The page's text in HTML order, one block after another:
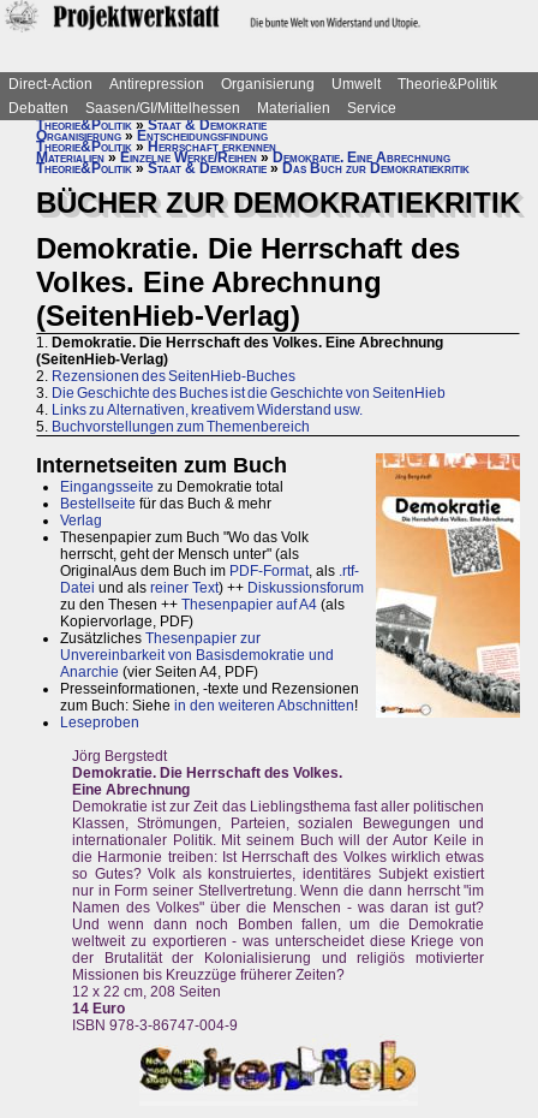
Direct-Action Antirepression Organisierung Umwelt
Theorie&Politik
Debatten
Saasen/GI/Mittelhessen Materialien
Service
Theorie&Politik»Staat & Demokratie
Organisierung » Entscheidungsfindung
Theorie&Politik » Herrschaft erkennen
Materialien » Einzelne Werke/Reihen » Demokratie. Eine Abrechnung
Theorie&Politik » Staat & Demokratie » Das Buch zur Demokratiekritik
BÜCHER ZUR DEMOKRATIEKRITIK
Demokratie. Die Herrschaft des
Volkes. Eine Abrechnung
(SeitenHieb-Verlag)
1. Demokratie. Die Herrschaft des Volkes. Eine Abrechnung
(SeitenHieb-Verlag)
2. Rezensionen des SeitenHieb-Buches
3. Die Geschichte des Buches ist die Geschichte von SeitenHieb
4. Links zu Alternativen, kreativem Widerstand usw.
5. Buchvorstellungen zum Themenbereich
Internetseiten zum Buch
Eingangsseite zu Demokratie total
Bestellseite für das Buch & mehr
Verlag
Thesenpapier zum Buch "Wo das Volk
herrscht, geht der Mensch unter" (als
OriginalAus dem Buch im PDF-Format, als .rtf-
Datei und als reiner Text) ++ Diskussionsforum
zu den Thesen ++ Thesenpapier auf A4 (als
Kopiervorlage, PDF)
Zusätzliches Thesenpapier zur
Unvereinbarkeit von Basisdemokratie und
Anarchie (vier Seiten A4, PDF)
Presseinformationen, -texte und Rezensionen
zum Buch: Siehe in den weiteren Abschnitten!
Leseproben
Jörg Bergstedt
Demokratie. Die Herrschaft des Volkes.
Eine Abrechnung
Demokratie ist zur Zeit das Lieblingsthema fast aller politischen
Klassen, Strömungen, Parteien, sozialen Bewegungen und
internationaler Politik. Mit seinem Buch will der Autor Keile in
die Harmonie treiben: Ist Herrschaft des Volkes wirklich etwas
so Gutes? Volk als konstruiertes, identitäres Subjekt existiert
nur in Form seiner Stellvertretung. Wenn die dann herrscht "im
Namen des Volkes" über die Menschen - was daran ist gut?
Und wenn dann noch Bomben fallen, um die Demokratie
weltweit zu exportieren - was unterscheidet diese Kriege von
der Brutalität der Kolonialisierung und religiös motivierter
Missionen bis Kreuzzüge früherer Zeiten?
12 x 22 cm, 208 Seiten
14 Euro
ISBN 978-3-86747-004-9